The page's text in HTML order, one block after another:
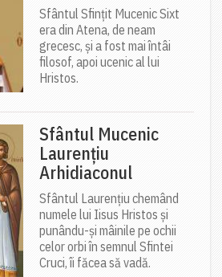
Sfântul Sfințit Mucenic Sixt
era din Atena, de neam
grecesc, și a fost mai întâi
filosof, apoi ucenic al lui
Hristos.
Sfântul Mucenic
Laurențiu
Arhidiaconul
Sfântul Laurențiu chemând
numele lui Iisus Hristos și
punându-și mâinile pe ochii
celor orbi în semnul Sfintei
Cruci, îi făcea să vadă.